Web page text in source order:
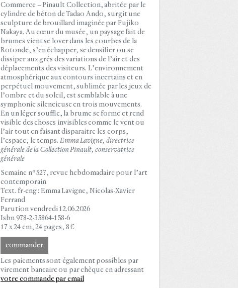
Commerce – Pinault Collection, abritée par le
cylindre de béton de Tadao Ando, surgit une
sculpture de brouillard imaginée par Fujiko
Nakaya. Au cœur du musée, un paysage fait de
brumes vient se lover dans les courbes de la
Rotonde, s’en échapper, se densifier ou se
dissiper aux grés des variations de l’air et des
déplacements des visiteurs. L’environnement
atmosphérique aux contours incertains et en
perpétuel mouvement, sublimée par les jeux de
l’ombre et du soleil, est semblable à une
symphonie silencieuse en trois mouvements.
En un léger souffle, la brume se forme et rend
visible des choses invisibles comme le vent ou
l’air tout en faisant disparaitre les corps,
l’espace, le temps. Emma Lavigne, directrice
générale de la Collection Pinault, conservatrice
générale
Semaine n°527, revue hebdomadaire pour l’art
contemporain
Text. fr-eng : Emma Lavigne, Nicolas-Xavier
Ferrand
Parution vendredi 12.06.2026
Isbn 978-2-35864-158-6
17 x 24 cm, 24 pages, 8 €
commander
Les paiements sont également possibles par
virement bancaire ou par chèque en adressant
votre commande par email